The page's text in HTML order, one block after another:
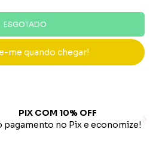
me quando chegar!
COM 10% OFF
no Pix e economize!